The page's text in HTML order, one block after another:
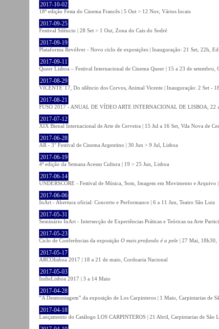
2017-10-02
18ª edição Festa do Cinema Francês | 5 Out > 12 Nov, Vários locais
2017-09-25
Festival Silêncio | 28 Set > 1 Out, Zona do Cais do Sodré
2017-09-19
Plataforma Revólver - Novo ciclo de exposições | Inauguração: 21 Set, 22h,
2017-09-11
Queer Lisboa – Festival Internacional de Cinema Queer | 15 a 23 de setembro,
2017-08-29
VICENTE´17, Do silêncio dos Corvos, Animal Vicente | Inauguração: 2 Set -
2017-08-21
FUSO 2017 - ANUAL DE VÍDEO ARTE INTERNACIONAL DE LISBOA, 22
2017-07-12
XIX Bienal Internacional de Arte de Cerveira | 15 Jul a 16 Set, Vila Nova de
2017-06-28
AR - 3° Festival de Cinema Argentino | 30 Jun > 9 Jul, Lisboa
2017-06-19
4ª edição da Semana Acesso Cultura | 19 > 25 Jun, Lisboa
2017-06-14
UNDERSCORE - Festival de Música, Som, Imagem em Movimento e Arquivo
2017-06-06
InArt - Abertura oficial: Concerto e Performance | 6 a 11 Jun, Teatro São Luiz
2017-05-31
Seminário InArt - Intersecção de Experiências Práticas e Teóricas na Arte
2017-05-23
Ciclo de Conferências da exposição O mais profundo é a pele | 27 Mai, 18h30,
2017-05-17
ARCOlisboa 2017 | 18 a 21 de maio, Cordoaria Nacional
2017-05-03
IndieLisboa 2017 | 3 a 14 Maio
2017-04-28
“A Desmontagem” da exposição de Los Carpinteros | 1 Maio, Carpintarias de
2017-04-18
Lançamento do Catálogo LOS CARPINTEROS | 21 Abril, Carpintarias de São